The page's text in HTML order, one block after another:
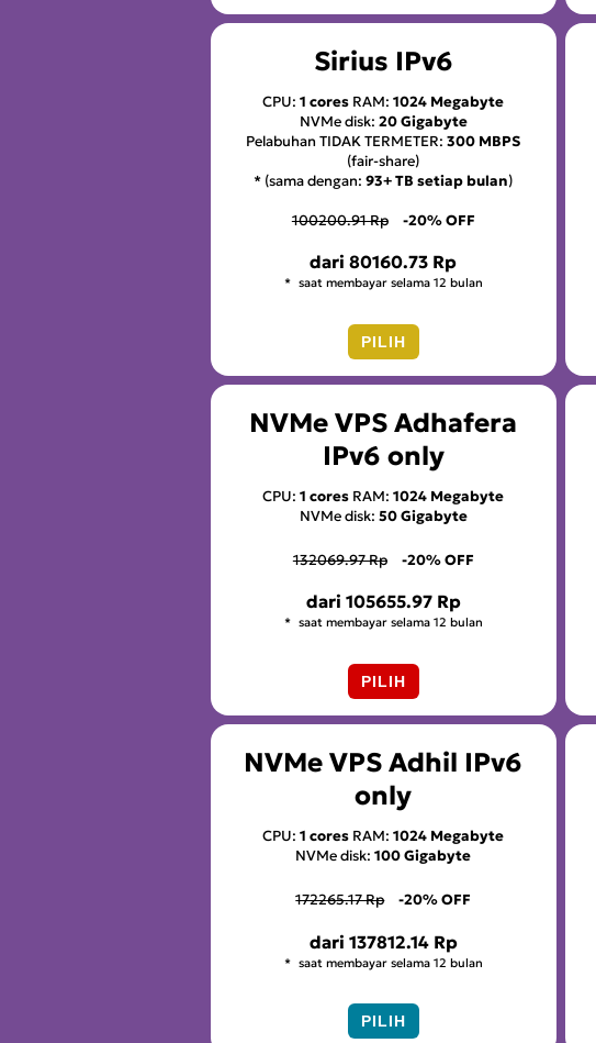
Sirius IPv6
CPU:1 cores RAM:1024 Megabyte
NVMe disk: 20 Gigabyte
Pelabuhan TIDAK TERMETER:300 MBPS
(fair-share)
* (sama dengan:93+ TB setiap bulan)
100200.91 Rp -20% OFF
dari80160.73 Rp
saat membayar selama 12 bulan
PILIH
NVMe VPS Adhafera
IPv6 only
CPU:1 cores RAM:1024 Megabyte
NVMe disk: 50 Gigabyte
132069.97 Rp -20% OFF
dari 105655.97 Rp
saat membayar selama 12 bulan
PILIH
NVMe VPS Adhil IPv6
only
CPU:1 cores RAM:1024 Megabyte
NVMe disk:100 Gigabyte
172265.17 Rp -20% OFF
dari 137812.14 Rp
saat membayar selama 12 bulan
PILIH